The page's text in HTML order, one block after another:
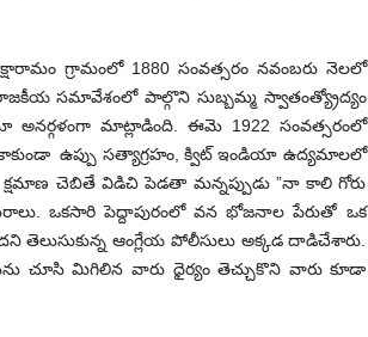
గ్రామంలో 1880 సంవత్సరం నవంబరు నెలలో
సమావేశంలో పాల్గొని సుబ్బమ్మ స్వాతంత్య్రోద్యం
అనర్గళంగా మాట్లాడింది. ఈమె 1922 సంవత్సరంలో
ఉప్పు సత్యాగ్రహం, క్విట్‌ ఇండియా ఉద్యమాలలో
క్షమాణ చెబితే విడిచి పెడతా మన్నప్పుడు ”నా కాలి గోరు
ఒకసారి పెద్దాపురంలో వన భోజనాల పేరుతో ఒక
ఆంగ్లేయ పోలీసులు అక్కడ దాడిచేశారు.
చూసి మిగిలిన వారు ధైర్యం తెచ్చుకొని వారు కూడా